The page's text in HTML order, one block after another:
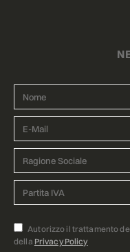
Autorizzo il trattamento
della Privacy Policy